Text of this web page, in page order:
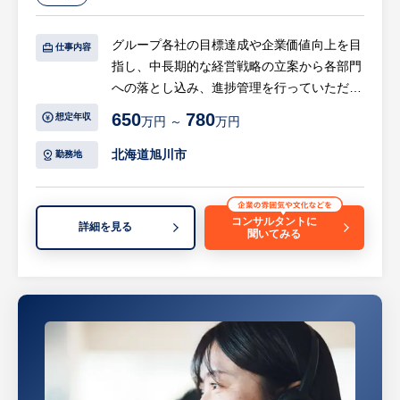
①クライアント企業の新規開拓
②新規性の高い製品の詳細プレゼンテーショ
ンおよび認知拡大活動
③クライアントに対するソリューション提案
※詳細は面談時にお伝えします
仕事内容
グループ各社の目標達成や企業価値向上を目
指し、中長期的な経営戦略の立案から各部門
への落とし込み、進捗管理を行っていただき
【具体的には…】
・経営計画の進捗管理・改善
・予算・予実管理（各子会社の予算とりまと
め、実績管理、業績評価）
等
※詳細は面談時にお伝えします
【HUREX求人担当コメント】
想定年収 650万円 ～ 780万円
勤務地 北海道旭川市
詳細を見る
コンサルタントに
聞いてみる